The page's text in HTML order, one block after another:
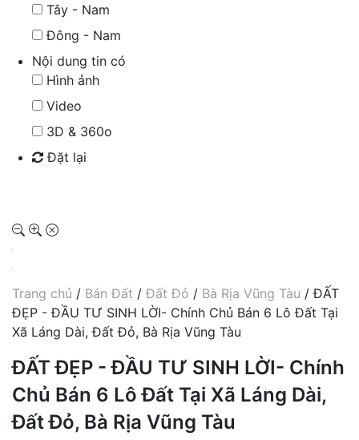
Tây - Nam
Đông - Nam
Nội dung tin có
Hình ảnh
Video
3D & 360o
Đặt lại
Trang chủ / Bán Đất / Đất Đỏ / Bà Rịa Vũng Tàu / ĐẤT
ĐẸP - ĐẦU TƯ SINH LỜI- Chính Chủ Bán 6 Lô Đất Tại
Xã Láng Dài, Đất Đỏ, Bà Rịa Vũng Tàu
ĐẤT ĐẸP - ĐẦU TƯ SINH LỜI- Chính
Chủ Bán 6 Lô Đất Tại Xã Láng Dài,
Đất Đỏ, Bà Rịa Vũng Tàu